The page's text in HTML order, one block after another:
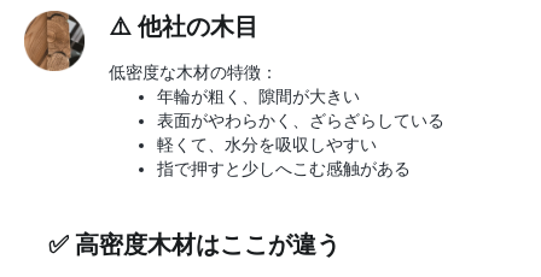
⚠️ 他社の木目
低密度な木材の特徴：
年輪が粗く、隙間が大きい
表面がやわらかく、ざらざらしている
軽くて、水分を吸収しやすい
指で押すと少しへこむ感触がある
✅ 高密度木材はここが違う